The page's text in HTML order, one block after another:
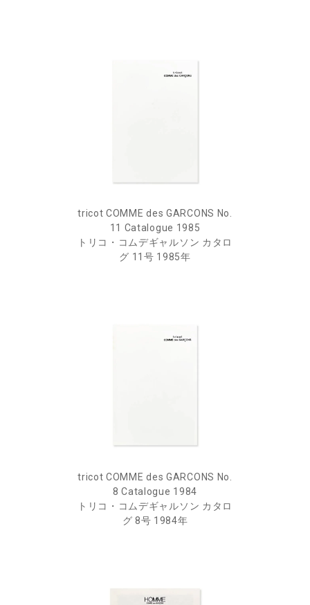
tricot COMME des GARCONS No.
11 Catalogue 1985
トリコ・コムデギャルソン カタロ
グ 11号 1985年
tricot COMME des GARCONS No.
8 Catalogue 1984
トリコ・コムデギャルソン カタロ
グ 8号 1984年